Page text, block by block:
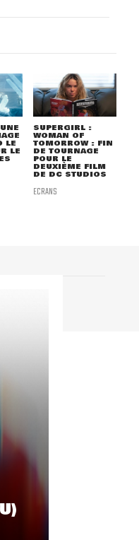
LE
LE
SUPERGIRL :
WOMAN OF
TOMORROW : FIN
DE TOURNAGE
POUR LE
DEUXIÈME FILM
DE DC STUDIOS
ECRANS